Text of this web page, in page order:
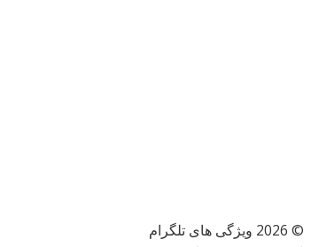
© 2026 ویژگی های تلگرام